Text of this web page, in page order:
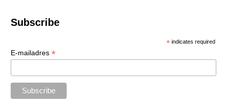
Subscribe
* indicates required
E-mailadres *